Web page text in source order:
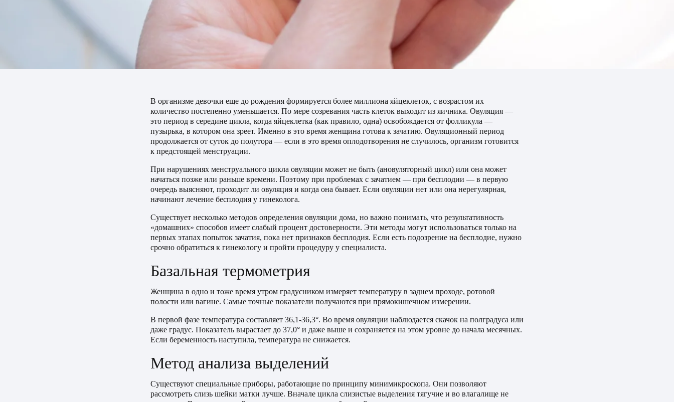
В организме девочки еще до рождения формируется более миллиона яйцеклеток, с возрастом их
количество постепенно уменьшается. По мере созревания часть клеток выходит из яичника. Овуляция —
это период в середине цикла, когда яйцеклетка (как правило, одна) освобождается от фолликула —
пузырька, в котором она зреет. Именно в это время женщина готова к зачатию. Овуляционный период
продолжается от суток до полутора — если в это время оплодотворения не случилось, организм готовится
к предстоящей менструации.
При нарушениях менструального цикла овуляции может не быть (ановуляторный цикл) или она может
начаться позже или раньше времени. Поэтому при проблемах с зачатием — при бесплодии — в первую
очередь выясняют, проходит ли овуляция и когда она бывает. Если овуляции нет или она нерегулярная,
начинают лечение бесплодия у гинеколога.
Существует несколько методов определения овуляции дома, но важно понимать, что результативность
«домашних» способов имеет слабый процент достоверности. Эти методы могут использоваться только на
первых этапах попыток зачатия, пока нет признаков бесплодия. Если есть подозрение на бесплодие, нужно
срочно обратиться к гинекологу и пройти процедуру у специалиста.
Базальная термометрия
Женщина в одно и тоже время утром градусником измеряет температуру в заднем проходе, ротовой
полости или вагине. Самые точные показатели получаются при прямокишечном измерении.
В первой фазе температура составляет 36,1-36,3°. Во время овуляции наблюдается скачок на полградуса или
даже градус. Показатель вырастает до 37,0° и даже выше и сохраняется на этом уровне до начала месячных.
Если беременность наступила, температура не снижается.
Метод анализа выделений
Существуют специальные приборы, работающие по принципу минимикроскопа. Они позволяют
рассмотреть слизь шейки матки лучше. Вначале цикла слизистые выделения тягучие и во влагалище не